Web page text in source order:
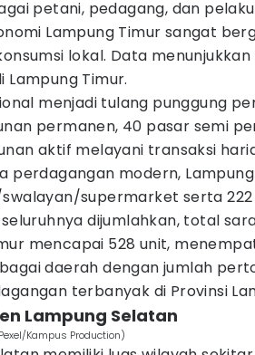
petani, pedagang, dan
Lampung Timur sangat
lokal. Data
Lampung Timur.
menjadi tulang punggung
permanen, 40 pasar semi
aktif melayani transaksi
perdagangan modern,
supermarket serta
dijumlahkan, total
mencapai 528 unit,
daerah dengan jumlah
terbanyak di Provinsi
Lampung Selatan
Kampus Production)